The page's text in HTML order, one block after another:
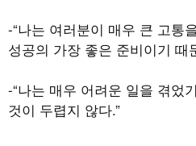
-“나는 여러분이 매우 큰 고통
성공의 가장 좋은 준비이기 때
-“나는 매우 어려운 일을 겪었
것이 두렵지 않다.”